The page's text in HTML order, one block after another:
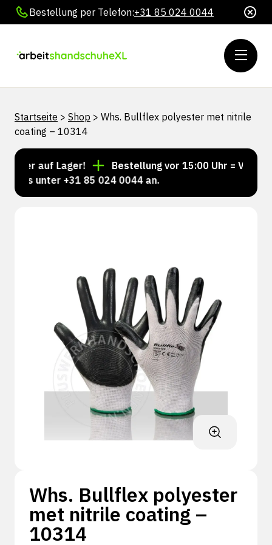
Bestellung per Telefon:+31 85 024 0044
Startseite > Shop > Whs. Bullflex polyester met nitrile
coating – 10314
auf Lager!
Bestellung vor 15:00 Uhr = Versand
unter +31 85 024 0044 an.
Whs. Bullflex polyester
met nitrile coating –
10314